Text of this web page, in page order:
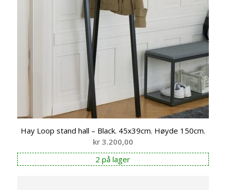
Hay Loop stand hall – Black. 45x39cm. Høyde 150cm.
kr3.200,00
2 på lager